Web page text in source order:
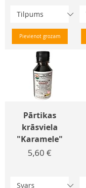
Pievienot grozam
Pārtikas
krāsviela
"Karamele"
Cena
5,60 €